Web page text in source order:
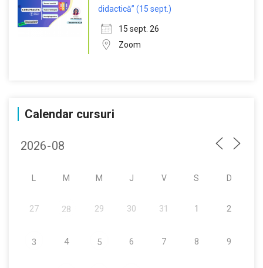
didactică” (15 sept.)
15 sept. 26
Zoom
Calendar cursuri
L M M J V S D
27 28 29 30 31 1 2
3 4 5 6 7 8 9